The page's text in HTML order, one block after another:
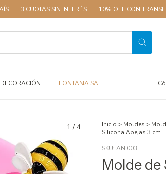
3 CUOTAS SIN INTERÉS 10% OFF CON
DECORACIÓN FONTANA SALE
1 / 4 Inicio > Moldes >
Silicona Abejas 3 cm.
SKU: ANI003
Molde de